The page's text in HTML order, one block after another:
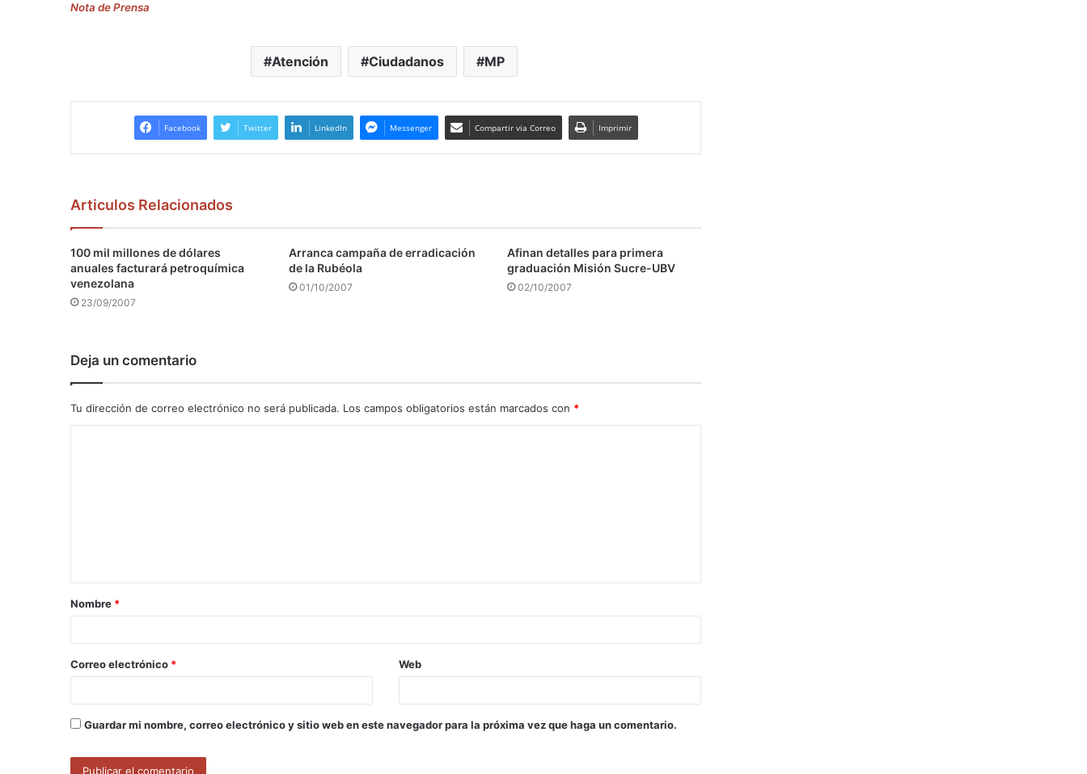
Nota de Prensa
Atención Ciudadanos MP
Facebook Twitter LinkedIn Messenger Compartir via Correo Imprimir
Articulos Relacionados
100 mil millones de dólares
anuales facturará petroquímica
venezolana
23/09/2007
Arranca campaña de erradicación
de la Rubéola
01/10/2007
Afinan detalles para primera
graduación Misión Sucre-UBV
02/10/2007
Deja un comentario
Tu dirección de correo electrónico no será publicada. Los campos obligatorios están marcados con *
a
r
*
Nombre *
Correo electrónico * Web
Guardar mi nombre, correo electrónico y sitio web en este navegador para la próxima vez que haga un comentario.